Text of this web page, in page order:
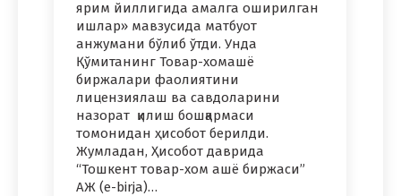
ярим йиллигида амалга оширилган
ишлар» мавзусида матбуот
анжумани бўлиб ўтди. Унда
Қўмитанинг Товар-хомашё
биржалари фаолиятини
лицензиялаш ва савдоларини
назорат қилиш бошқармаси
томонидан ҳисобот берилди.
Жумладан, Ҳисобот даврида
“Тошкент товар-хом ашё биржаси”
АЖ (e-birja)…